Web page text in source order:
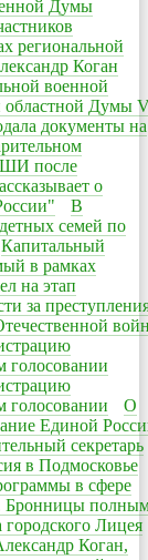
Думы
региональной
Коган
военной
областной Думы
документы на
после
о
В
семей по
Капитальный
в рамках
на этап
за
голосовании
голосовании
О
Единой
секретарь
в Подмосковье
в сфере
Бронницы
городского Лицея
Коган,